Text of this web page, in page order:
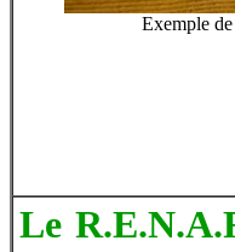
Exemple
Le